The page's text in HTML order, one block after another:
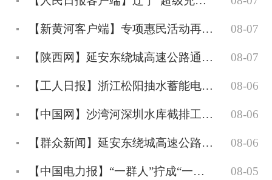
【新黄河客户端】专项惠民活动再升级！襄荆高速多重优惠助力物流降本 08-07
【陕西网】延安东绕城高速公路通车运营 08-07
【工人日报】浙江松阳抽水蓄能电站自流排水洞贯通 08-06
【中国网】沙湾河深圳水库截排工程通过通水阶段验收 08-06
【群众新闻】延安东绕城高速公路正式通车运营 08-06
【中国电力报】“一群人”拧成“一股绳”——中国能建葛洲坝路桥公司尚志抽水蓄能电站建设纪实 08-05